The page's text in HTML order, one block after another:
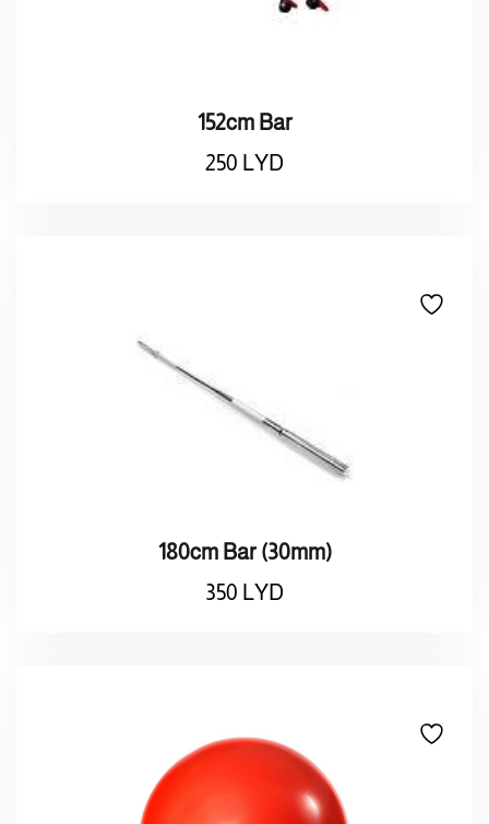
152cm Bar
250 LYD
180cm Bar (30mm)
350 LYD